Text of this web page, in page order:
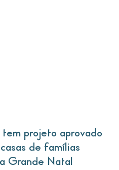
projeto aprovado
de famílias
Grande Natal